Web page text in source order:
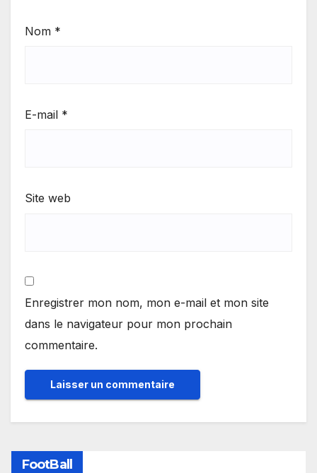
Nom *
E-mail *
Site web
Enregistrer mon nom, mon e-mail et mon site
dans le navigateur pour mon prochain
commentaire.
FootBall